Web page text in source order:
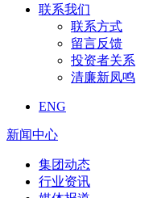
联系我们
联系方式
留言反馈
投资者关系
清廉新凤鸣
ENG
新闻中心
集团动态
行业资讯